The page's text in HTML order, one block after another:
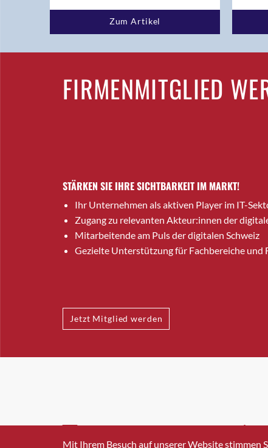
Zum Artikel
FIRMENMITGLIED
STÄRKEN SIE IHRE SICHTBARKEIT IM MARKT!
Ihr Unternehmen als aktiven Player im IT-
Zugang zu relevanten Akteur:innen der
Mitarbeitende am Puls der digitalen Schweiz
Gezielte Unterstützung für Fachbereiche und
Jetzt Mitglied werden
INFO@SWISSICT.CH +41
Mit Ihrem Besuch auf unserer Website stimmen